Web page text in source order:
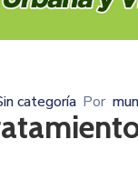
categoría Por